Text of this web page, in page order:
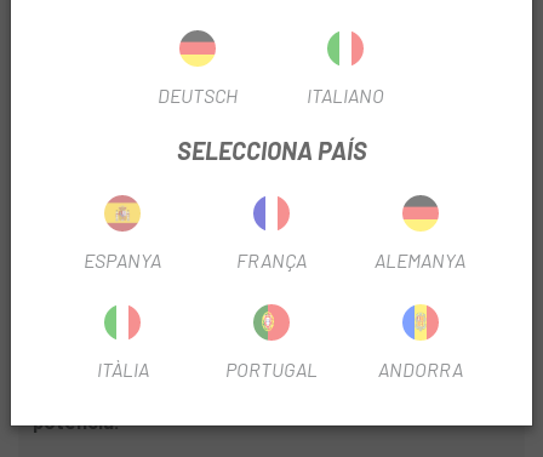
DIÁMETRO DISCO 223mm
INFORMACIÓ DEL PRODUCTE
Disc Galfer Shark Evo 223mm 6 Cargols
de 2 peces
dissenyat per a ciclistes que exigeixen rendiment constant,
fiabilitat absoluta i dissipació tèrmica superior a cada
per oferir una frenada més potent, estable i duradora fins i
tot en condicions extremes
potència.
DEUTSCH ITALIANO
SELECCIONA PAÍS
ESPANYA FRANÇA ALEMANYA
ITÀLIA PORTUGAL ANDORRA